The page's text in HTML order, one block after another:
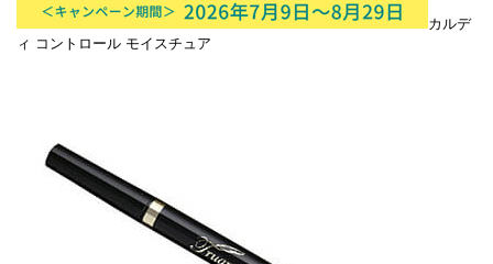
カルデ
ィ コントロール モイスチュア